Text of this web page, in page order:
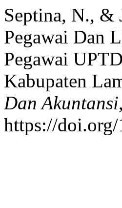
Septina, N., &
Pegawai Dan
Pegawai
Kabupaten
Dan Akuntansi,
https://